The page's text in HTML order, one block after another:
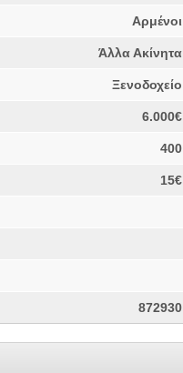
Αρμένοι
Άλλα Ακίνητα
Ξενοδοχείο
6.000€
400
15€
872930